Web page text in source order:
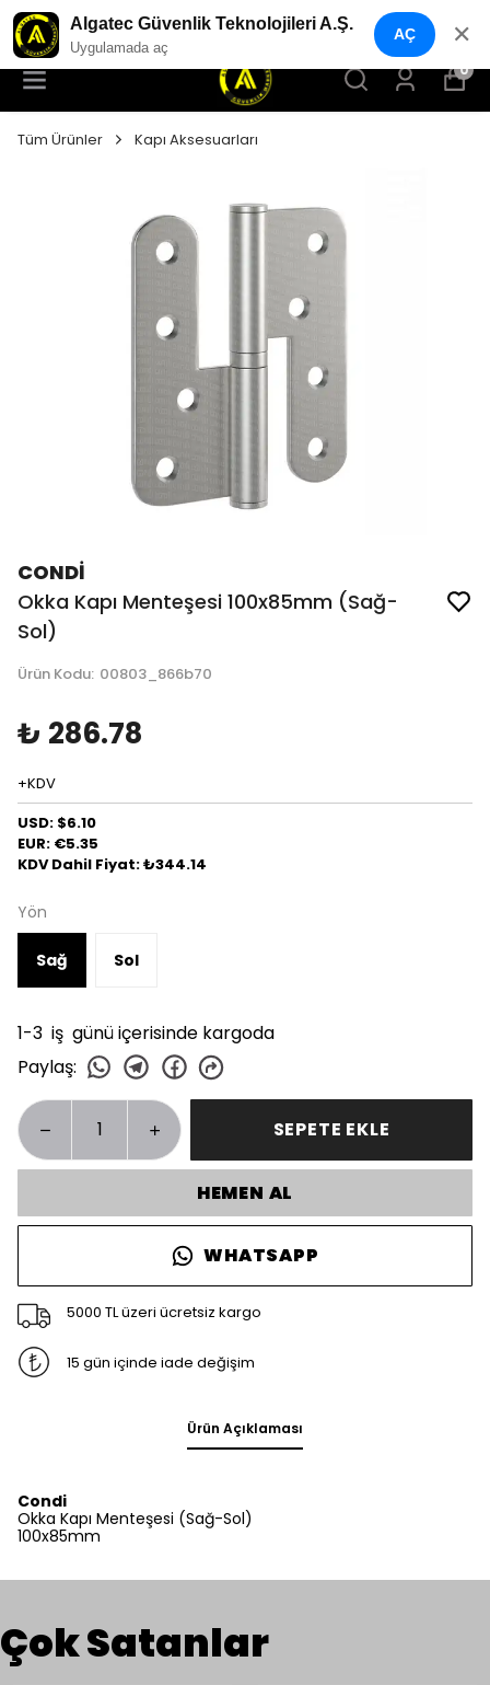
YENI NESIL GÜVENLIK GEÇIŞ SISTEMLERI
0
Tüm Ürünler Kapı Aksesuarları
CONDİ
Okka Kapı Menteşesi 100x85mm (Sağ-
Sol)
Ürün Kodu: 00803_866b70
₺ 286.78
+KDV
USD: $6.10
EUR: €5.35
KDV Dahil Fiyat: ₺344.14
Yön
Sağ Sol
1-3 iş günü içerisinde kargoda
Paylaş:
SEPETE EKLE
HEMEN AL
WHATSAPP
5000 TL üzeri ücretsiz kargo
15 gün içinde iade değişim
Ürün Açıklaması
Condi
Okka Kapı Menteşesi (Sağ-Sol)
100x85mm
Çok Satanlar
Algatec Güvenlik Teknolojileri A.Ş.
Uygulamada aç
AÇ ✕